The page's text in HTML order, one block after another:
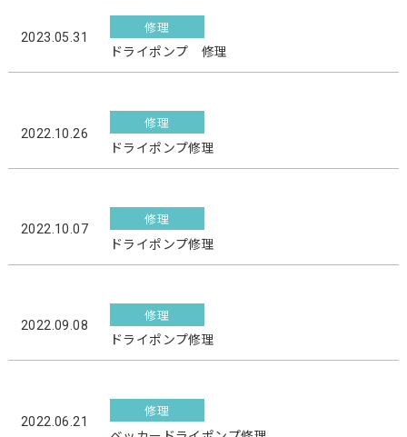
2023.05.31
修理
ドライポンプ 修理
2022.10.26
修理
ドライポンプ修理
2022.10.07
修理
ドライポンプ修理
2022.09.08
修理
ドライポンプ修理
2022.06.21
修理